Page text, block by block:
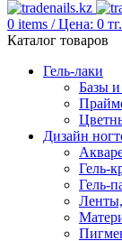
0 items / Цена: 0 тг.
Каталог товаров
Гель-лаки
Базы
Дизайн
Гель-
Гель-
Ленты,